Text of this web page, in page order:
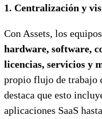
1. Centralización y
Con Assets, los
hardware, software,
licencias, servicios y
propio flujo de trabajo
destaca que esto
aplicaciones SaaS